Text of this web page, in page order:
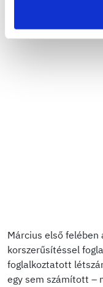
Március első
korszerűsítéssel
foglalkoztatott
egy sem számított –